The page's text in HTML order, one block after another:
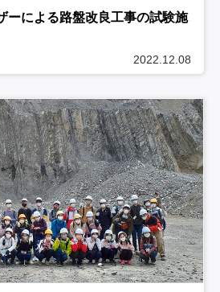
ーによる路盤改良工事の試験施
2022.12.08